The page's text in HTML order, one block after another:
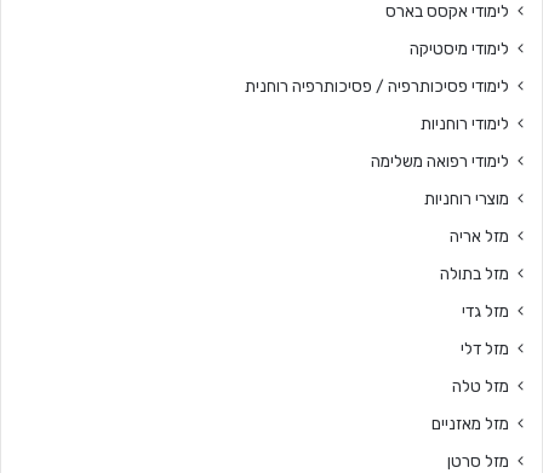
לימודי אקסס בארס
לימודי מיסטיקה
לימודי פסיכותרפיה / פסיכותרפיה רוחנית
לימודי רוחניות
לימודי רפואה משלימה
מוצרי רוחניות
מזל אריה
מזל בתולה
מזל גדי
מזל דלי
מזל טלה
מזל מאזניים
מזל סרטן